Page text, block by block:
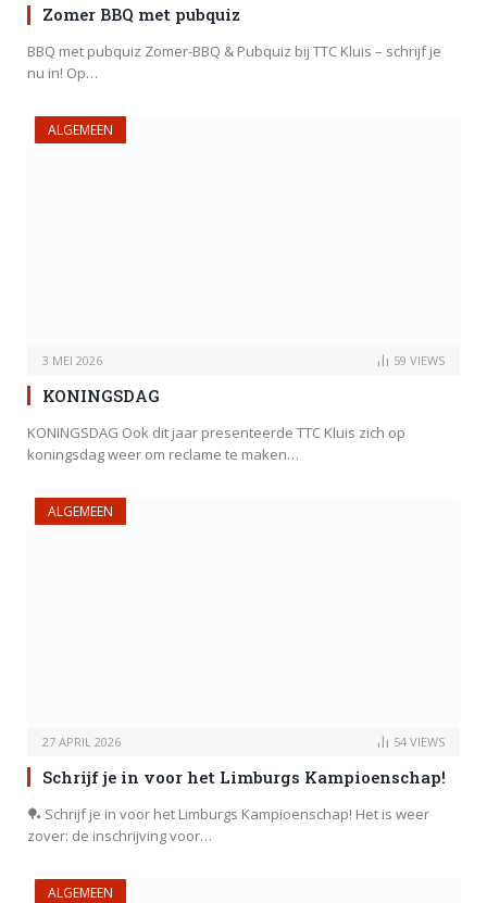
Zomer BBQ met pubquiz
BBQ met pubquiz Zomer-BBQ & Pubquiz bij TTC Kluis – schrijf je
nu in! Op…
ALGEMEEN
3 MEI 2026 59 VIEWS
KONINGSDAG
KONINGSDAG Ook dit jaar presenteerde TTC Kluis zich op
koningsdag weer om reclame te maken…
ALGEMEEN
27 APRIL 2026 54 VIEWS
Schrijf je in voor het Limburgs Kampioenschap!
🏓 Schrijf je in voor het Limburgs Kampioenschap! Het is weer
zover: de inschrijving voor…
ALGEMEEN